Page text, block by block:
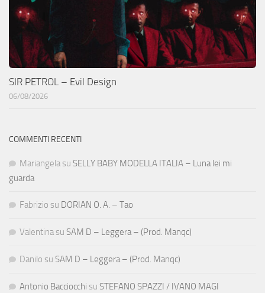
SIR PETROL – Evil Design
06/08/2026
COMMENTI RECENTI
Mariangela su SELLY BABY MODELLA ITALIA – Luna lei mi
guarda
Fabrizio su DORIAN O. A. – Tao
Valentina su SAM D – Leggera – (Prod. Manqc)
Danilo su SAM D – Leggera – (Prod. Manqc)
Antonio Bacciocchi su STEFANO SPAZZI / IVANO MAGI